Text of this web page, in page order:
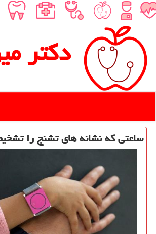
دكتر
ساعتی كه نشانه های تشنج را